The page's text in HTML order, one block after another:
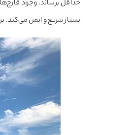
حداقل برساند. وجود
بسیار سریع و ایمن می‌کند.